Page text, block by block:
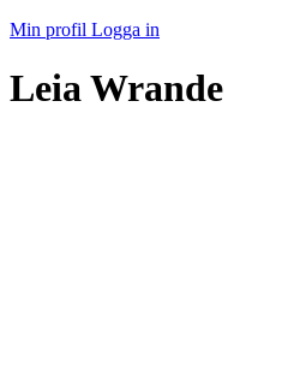
Min profil Logga in
Leia Wrande